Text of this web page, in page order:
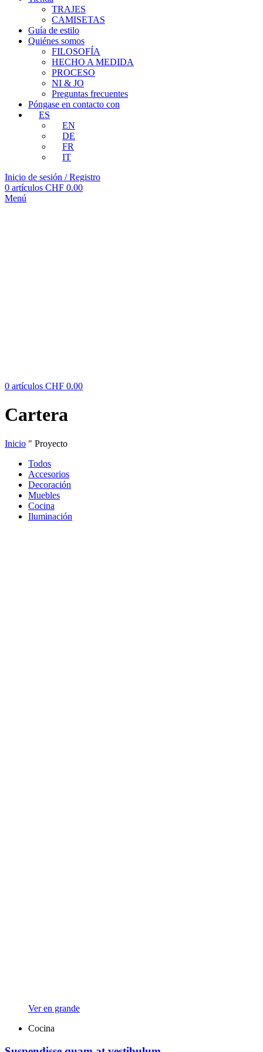
TRAJES
CAMISETAS
Guía de estilo
Quiénes somos
FILOSOFÍA
HECHO A MEDIDA
PROCESO
NI & JO
Preguntas frecuentes
Póngase en contacto con
ES
EN
DE
FR
IT
Inicio de sesión / Registro
0 artículos CHF 0.00
Menú
0 artículos CHF 0.00
Cartera
Inicio " Proyecto
Todos
Accesorios
Decoración
Muebles
Cocina
Iluminación
Ver en grande
Cocina